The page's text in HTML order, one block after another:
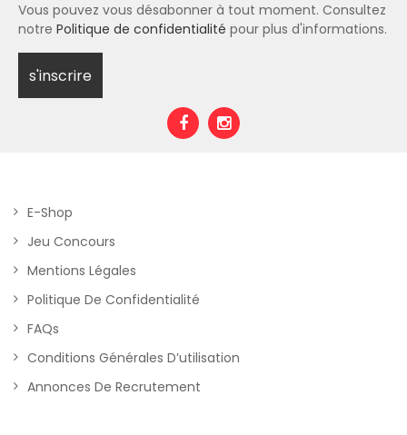
Vous pouvez vous désabonner à tout moment. Consultez
notre Politique de confidentialité pour plus d'informations.
E-Shop
Jeu Concours
Mentions Légales
Politique De Confidentialité
FAQs
Conditions Générales D’utilisation
Annonces De Recrutement